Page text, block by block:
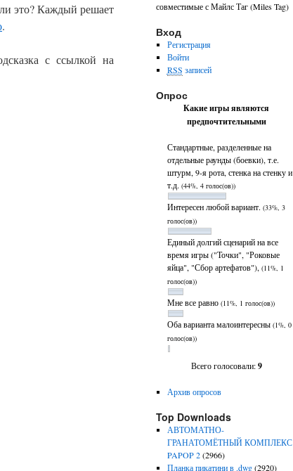
это? Каждый решает
.
с ссылкой на
совместимые с Майлс Таг (Miles Tag)
Вход
Регистрация
Войти
RSS записей
Опрос
Какие игры являются
предпочтительными
Стандартные, разделенные на
отдельные раунды (боевки), т.е.
штурм, 9-я рота, стенка на стенку и
т.д. (44%, 4 голос(ов))
Интересен любой вариант. (33%, 3
голос(ов))
Единый долгий сценарий на все
время игры ("Точки", "Роковые
яйца", "Сбор артефатов"), (11%, 1
голос(ов))
Мне все равно (11%, 1 голос(ов))
Оба варианта малоинтересны (1%, 0
голос(ов))
Всего голосовали:9
Архив опросов
Top Downloads
АВТОМАТНО-
ГРАНАТОМЁТНЫЙ КОМПЛЕКС
PAPOP 2(2966)
Планка пикатини в .dwg(2920)